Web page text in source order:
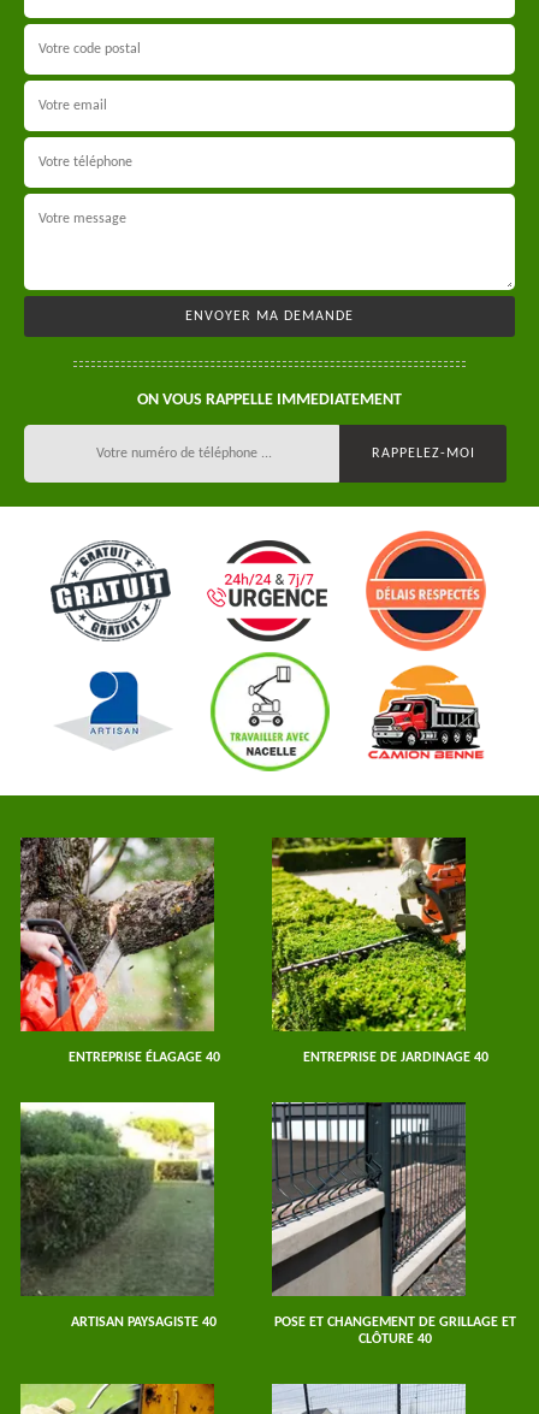
ON VOUS RAPPELLE IMMEDIATEMENT
ENTREPRISE ÉLAGAGE 40 ENTREPRISE DE JARDINAGE 40
ARTISAN PAYSAGISTE 40
POSE ET CHANGEMENT DE GRILLAGE ET
CLÔTURE 40